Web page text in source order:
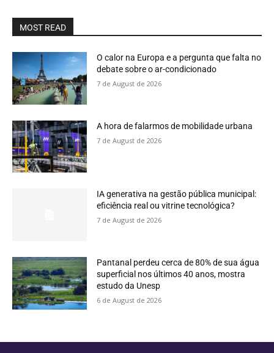
MOST READ
O calor na Europa e a pergunta que falta no
debate sobre o ar-condicionado
7 de August de 2026
A hora de falarmos de mobilidade urbana
7 de August de 2026
IA generativa na gestão pública municipal:
eficiência real ou vitrine tecnológica?
7 de August de 2026
Pantanal perdeu cerca de 80% de sua água
superficial nos últimos 40 anos, mostra
estudo da Unesp
6 de August de 2026